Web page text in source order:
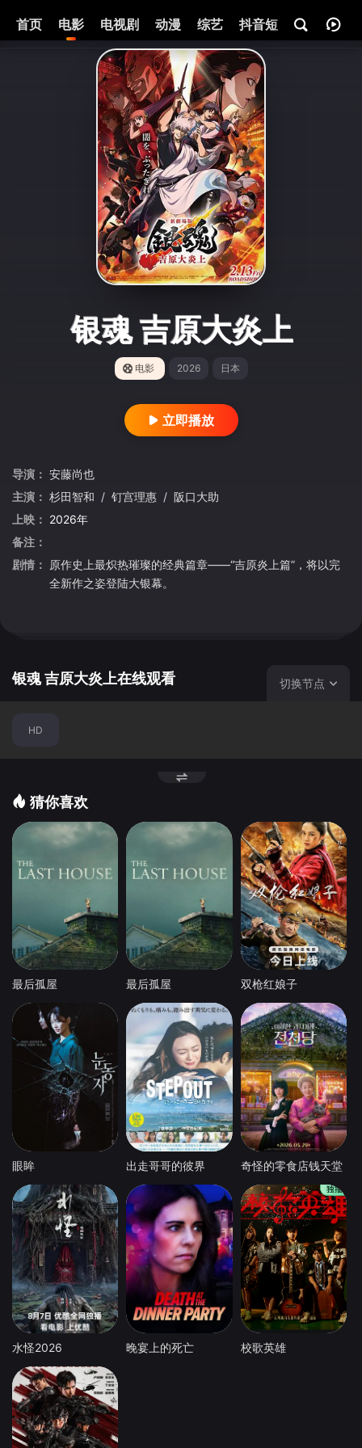
首页 电影 电视剧 动漫 综艺 抖音短剧 即将热映
银魂 吉原大炎上
电影 2026 日本
立即播放
导演： 安藤尚也
主演： 杉田智和 / 钉宫理惠 / 阪口大助
上映： 2026年
备注：
剧情：
原作史上最炽热璀璨的经典篇章——“吉原炎上篇”，将以完
全新作之姿登陆大银幕。
银魂 吉原大炎上在线观看 切换节点
HD
猜你喜欢
最后孤屋 最后孤屋 双枪红娘子
眼眸 出走哥哥的彼界 奇怪的零食店钱天堂
水怪2026 晚宴上的死亡 校歌英雄